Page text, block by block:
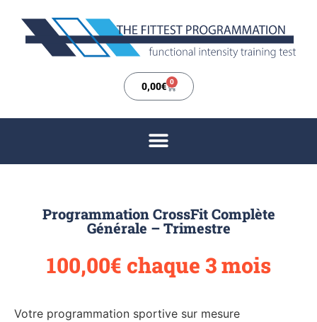
0,00€ 0
Programmation CrossFit Complète
Générale – Trimestre
100,00€ chaque 3 mois
Votre programmation sportive sur mesure